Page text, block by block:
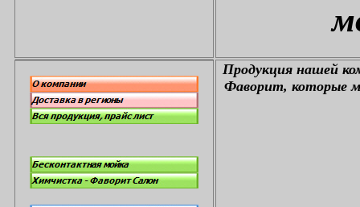
Продукция нашей
Фаворит, которые